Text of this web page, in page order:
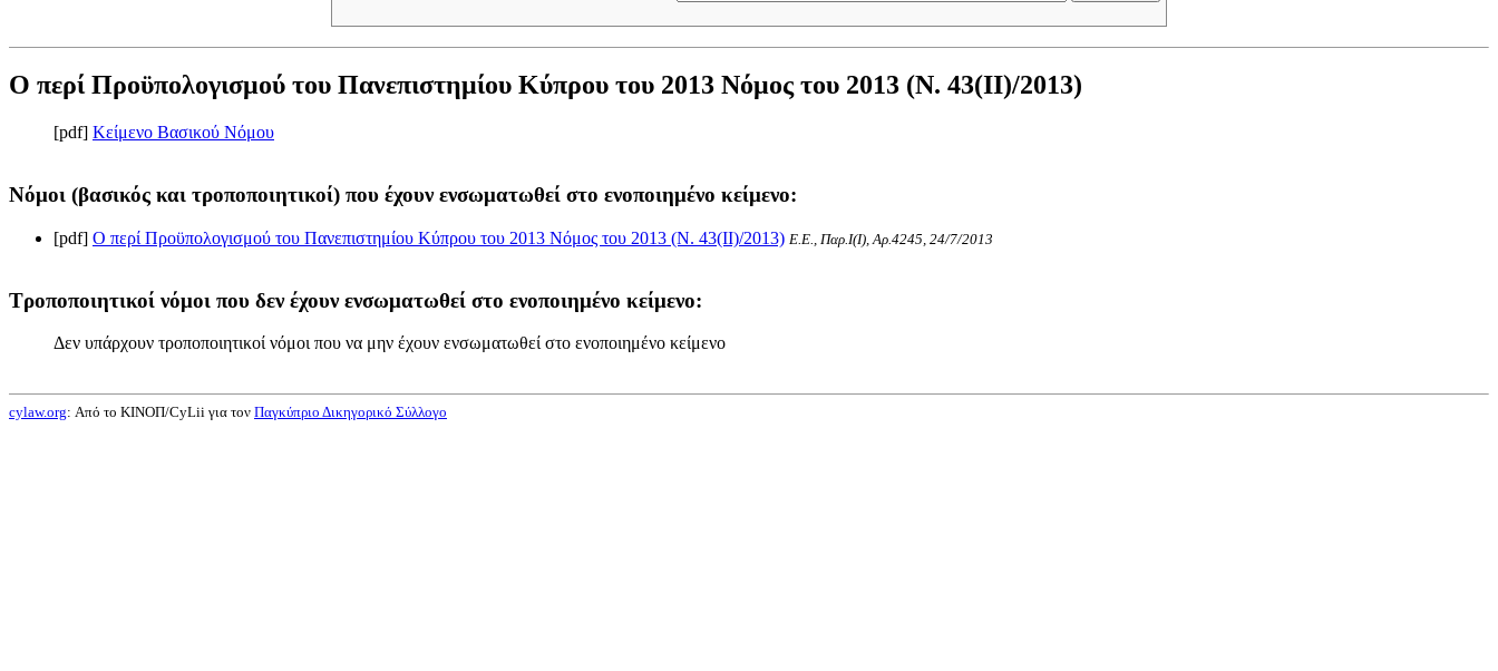
Ο περί Προϋπολογισμού του Πανεπιστημίου Κύπρου του 2013 Νόμος του 2013 (Ν. 43(II)/2013)
[pdf] Κείμενο Βασικού Νόμου
Νόμοι (βασικός και τροποποιητικοί) που έχουν ενσωματωθεί στο ενοποιημένο κείμενο:
[pdf] Ο περί Προϋπολογισμού του Πανεπιστημίου Κύπρου του 2013 Νόμος του 2013 (Ν. 43(II)/2013) Ε.Ε., Παρ.Ι(I), Αρ.4245, 24/7/2013
Τροποποιητικοί νόμοι που δεν έχουν ενσωματωθεί στο ενοποιημένο κείμενο:
Δεν υπάρχουν τροποποιητικοί νόμοι που να μην έχουν ενσωματωθεί στο ενοποιημένο κείμενο
cylaw.org: Από το ΚΙΝOΠ/CyLii για τον Παγκύπριο Δικηγορικό Σύλλογο